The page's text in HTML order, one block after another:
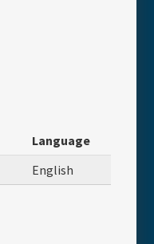
Language
English